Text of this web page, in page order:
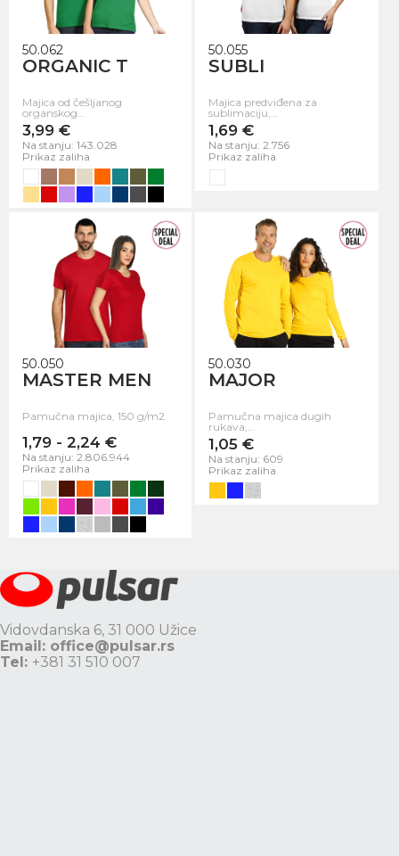
50.062
ORGANIC T
Majica od češljanog
organskog…
3,99 €
Na stanju: 143.028
Prikaz zaliha
50.055
SUBLI
Majica predviđena za
sublimaciju,…
1,69 €
Na stanju: 2.756
Prikaz zaliha
50.050
MASTER MEN
Pamučna majica, 150 g/m2
1,79 - 2,24 €
Na stanju: 2.806.944
Prikaz zaliha
50.030
MAJOR
Pamučna majica dugih
rukava,…
1,05 €
Na stanju: 609
Prikaz zaliha
Vidovdanska 6, 31 000 Užice
Email: office@pulsar.rs
Tel: +381 31 510 007